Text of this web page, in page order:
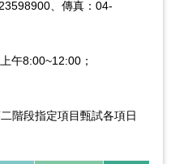
、傳真：04-
午8:00~12:00；
階段指定項目甄試各項日